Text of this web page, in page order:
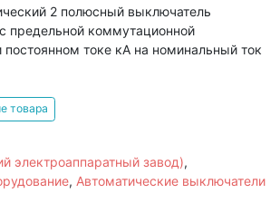
2 полюсный выключатель
предельной коммутационной
постоянном токе кА на номинальный ток
товара
электроаппаратный завод),
, Автоматические выключатели